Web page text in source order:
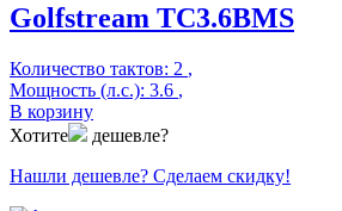
Golfstream ТС3.6BMS
Количество тактов: 2 ,
Мощность (л.с.): 3.6 ,
В корзину
Хотите
дешевле?
Нашли дешевле? Сделаем скидку!